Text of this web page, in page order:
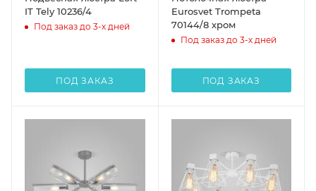
IT Tely 10236/4
Под заказ до 3-х дней
ПОД ЗАКАЗ
Eurosvet Trompeta
70144/8 хром
Под заказ до 3-х дней
ПОД ЗАКАЗ